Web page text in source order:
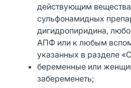
действующим
сульфонамидных
дигидропиридина,
АПФ или к любым
указанных в разделе
беременные или
забеременеть;